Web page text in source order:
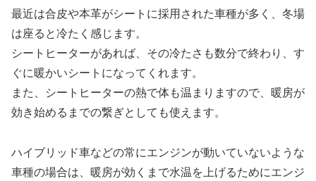
最近は合皮や本革がシートに採用された車種が多く、冬場
は座ると冷たく感じます。
シートヒーターがあれば、その冷たさも数分で終わり、す
ぐに暖かいシートになってくれます。
また、シートヒーターの熱で体も温まりますので、暖房が
効き始めるまでの繋ぎとしても使えます。
ハイブリッド車などの常にエンジンが動いていないような
車種の場合は、暖房が効くまで水温を上げるためにエンジ